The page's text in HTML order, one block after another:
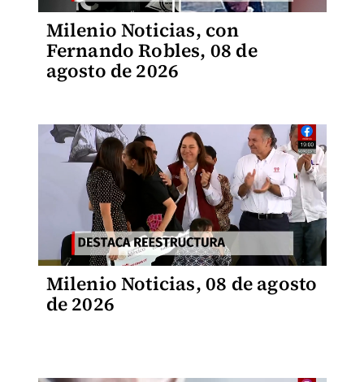
Milenio Noticias, con
Fernando Robles, 08 de
agosto de 2026
Milenio Noticias, 08 de agosto
de 2026